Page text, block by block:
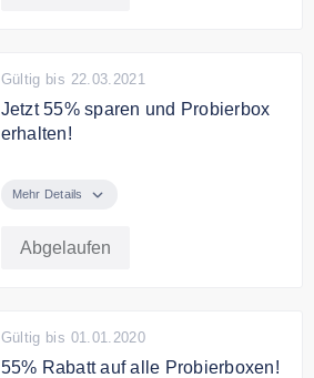
Gültig bis 22.03.2021
Jetzt 55% sparen und Probierbox
erhalten!
Probierbox für deinen Hund.
Mehr Details
Abgelaufen
Gültig bis 01.01.2020
55% Rabatt auf alle Probierboxen!